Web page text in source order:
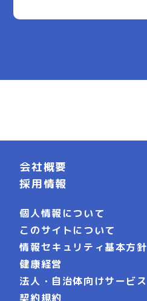
会社概要
採用情報
個人情報について
このサイトについて
情報セキュリティ基本方針
健康経営
法人・自治体向けサービス
契約規約